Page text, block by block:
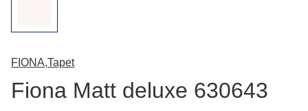
FIONA,Tapet
Fiona Matt deluxe 630643